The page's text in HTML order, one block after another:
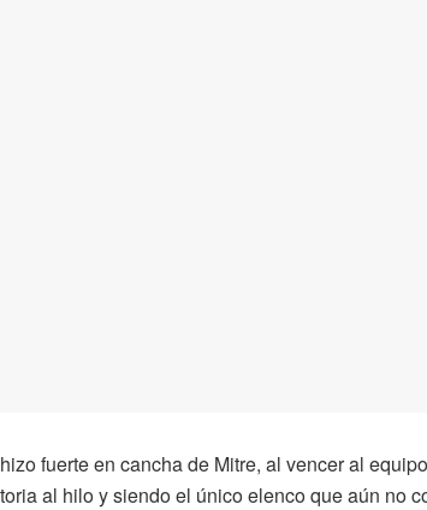
hizo fuerte en cancha de Mitre, al vencer al
al hilo y siendo el único elenco que aún no